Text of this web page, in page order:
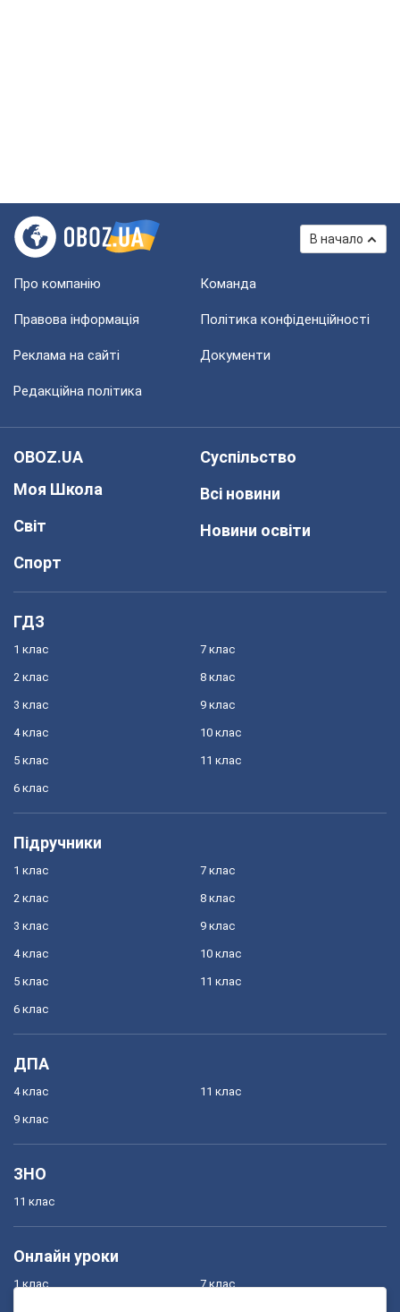
В начало
Про компанію Команда
Правова інформація Політика конфіденційності
Реклама на сайті Документи
Редакційна політика
OBOZ.UA
Моя Школа
Світ
Спорт
Суспільство
Всі новини
Новини освіти
ГДЗ
1 клас
2 клас
3 клас
4 клас
5 клас
6 клас
7 клас
8 клас
9 клас
10 клас
11 клас
Підручники
1 клас
2 клас
3 клас
4 клас
5 клас
6 клас
7 клас
8 клас
9 клас
10 клас
11 клас
ДПА
4 клас
9 клас
11 клас
ЗНО
11 клас
Онлайн уроки
1 клас 7 клас